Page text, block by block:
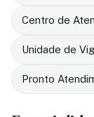
Centro de
Unidade de
Pronto